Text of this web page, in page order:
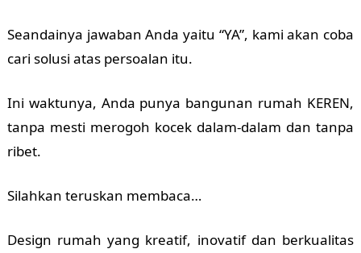
Seandainya jawaban Anda yaitu “YA”, kami akan coba
cari solusi atas persoalan itu.
Ini waktunya, Anda punya bangunan rumah KEREN,
tanpa mesti merogoh kocek dalam-dalam dan tanpa
ribet.
Silahkan teruskan membaca…
Design rumah yang kreatif, inovatif dan berkualitas